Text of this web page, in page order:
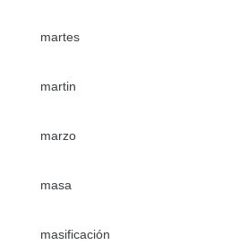
martes
martin
marzo
masa
masificación